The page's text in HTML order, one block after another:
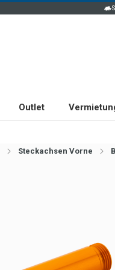
Outlet
Steckachsen Vorne